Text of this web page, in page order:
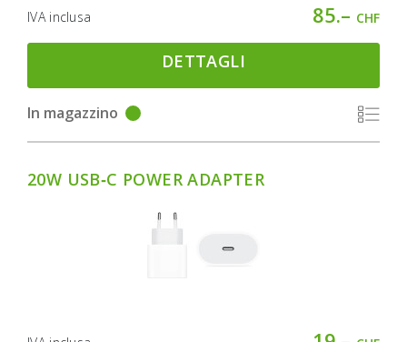
IVA inclusa 85.– CHF
DETTAGLI
In magazzino
20W USB‑C POWER ADAPTER